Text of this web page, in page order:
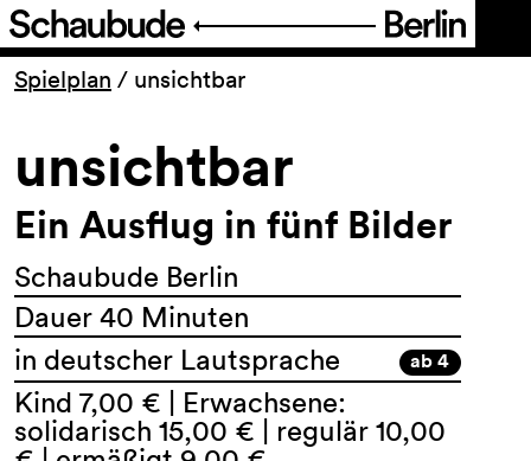
Programm
Ticket
Barrierefreiheit
Über uns
Spielplan / unsichtbar
unsichtbar
Ein Ausflug in fünf Bilder
Schaubude Berlin
Dauer 40 Minuten
in deutscher Lautsprache
ab 4
Kind 7,00 € | Erwachsene:
solidarisch 15,00 € | regulär 10,00